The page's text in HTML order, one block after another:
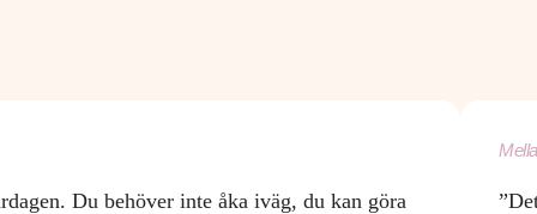
Du behöver inte åka iväg, du kan göra